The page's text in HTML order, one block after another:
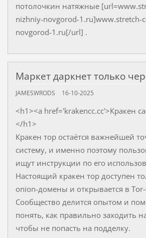
потолочкин натяжные
nizhniy-novgorod-1.ru]www.stretch-
novgorod-1.ru[/url] .
Маркет даркнет только
JAMESWRODS 16-10-2025
<h1><a href='krakencc.cc'>Кракен
</h1>
Кракен тор остаётся важнейшей
систему, и именно поэтому
ищут инструкции по его
Настоящий кракен тор доступен
onion-домены и открывается в Tor-
Сообщество делится опытом и
понять, как правильно заходить
чтобы не попасть на подделку.